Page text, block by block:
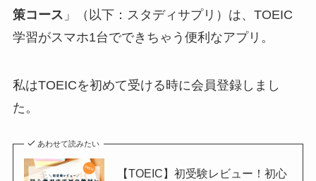
策コース 」（以下：スタディサプリ）は、TOEIC
学習がスマホ1台でできちゃう便利なアプリ。
私はTOEICを初めて受ける時に会員登録しまし
た。
あわせて読みたい
【TOEIC】初受験レビュー！初心